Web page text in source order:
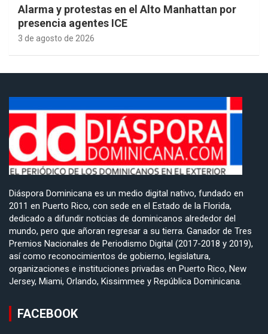
Alarma y protestas en el Alto Manhattan por
presencia agentes ICE
3 de agosto de 2026
Diáspora Dominicana es un medio digital nativo, fundado en
2011 en Puerto Rico, con sede en el Estado de la Florida,
dedicado a difundir noticias de dominicanos alrededor del
mundo, pero que añoran regresar a su tierra. Ganador de Tres
Premios Nacionales de Periodismo Digital (2017-2018 y 2019),
así como reconocimientos de gobierno, legislatura,
organizaciones e instituciones privadas en Puerto Rico, New
Jersey, Miami, Orlando, Kissimmee y República Dominicana.
FACEBOOK